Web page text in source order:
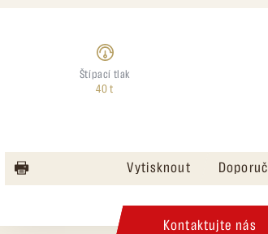
Štípací tlak
40 t
Vytisknout
Kontaktujte nás